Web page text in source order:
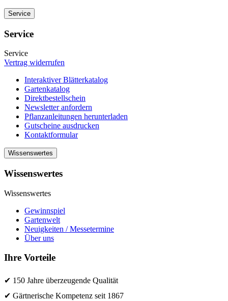
Service
Service
Service
Vertrag widerrufen
Interaktiver Blätterkatalog
Gartenkatalog
Direktbestellschein
Newsletter anfordern
Pflanzanleitungen herunterladen
Gutscheine ausdrucken
Kontaktformular
Wissenswertes
Wissenswertes
Wissenswertes
Gewinnspiel
Gartenwelt
Neuigkeiten / Messetermine
Über uns
Ihre Vorteile
✔ 150 Jahre überzeugende Qualität
✔ Gärtnerische Kompetenz seit 1867